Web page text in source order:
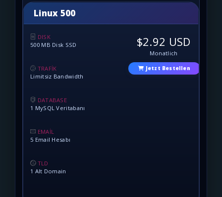
Linux 500
DISK
500 MB Disk SSD
TRAFİK
Limitsiz Bandwidth
DATABASE
1 MySQL Veritabanı
EMAİL
5 Email Hesabı
TLD
1 Alt Domain
$2.92 USD
Monatlich
Jetzt Bestellen